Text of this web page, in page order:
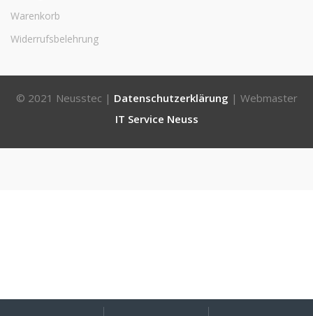
Warenkorb
Widerrufsbelehrung
© 2021 Neusstec | Datenschutzerklärung | Webmaster
IT Service Neuss